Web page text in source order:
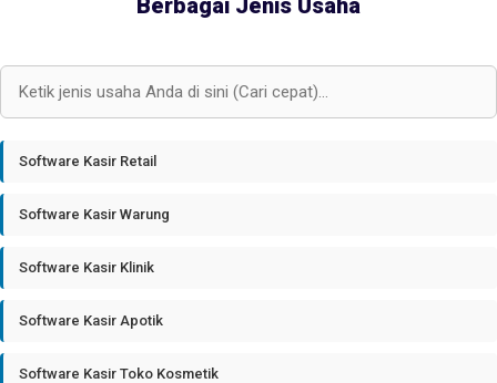
Berbagai Jenis Usaha
Software Kasir Retail
Software Kasir Warung
Software Kasir Klinik
Software Kasir Apotik
Software Kasir Toko Kosmetik